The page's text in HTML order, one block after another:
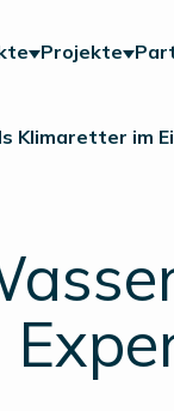
Projekte
Klimaretter im